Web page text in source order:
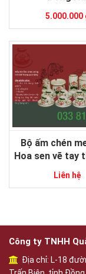
5.000.000
Bộ ấm chén
Hoa sen vẽ tay
Liên hệ
Công ty TNHH
Địa chỉ: L-18